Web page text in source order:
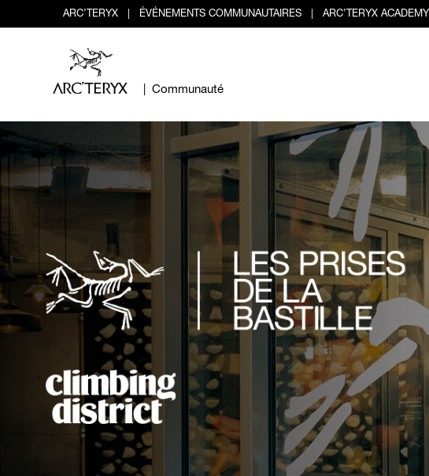
ARC’TERYX ÉVÉNEMENTS COMMUNAUTAIRES ARC’TERYX ACADEMY
| Communauté